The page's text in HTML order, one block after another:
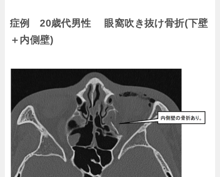
症例 20歳代男性 眼窩吹き抜け骨折(下壁
＋内側壁)